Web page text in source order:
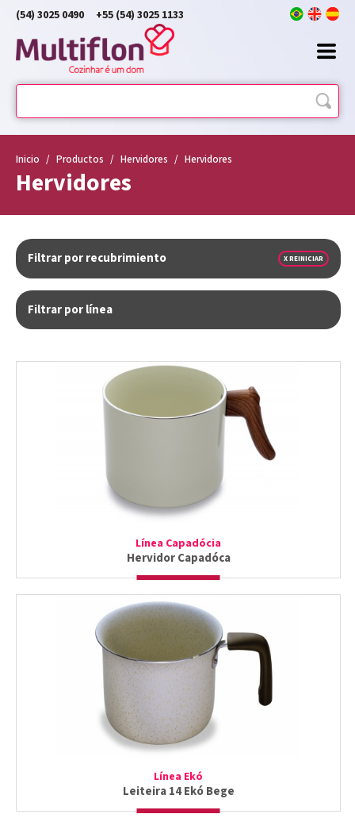
(54) 3025 0490 +55 (54) 3025 1133
Inicio / Productos / Hervidores / Hervidores
Hervidores
Filtrar por recubrimiento X REINICIAR
Filtrar por línea
Línea Capadócia
Hervidor Capadóca
Línea Ekó
Leiteira 14 Ekó Bege